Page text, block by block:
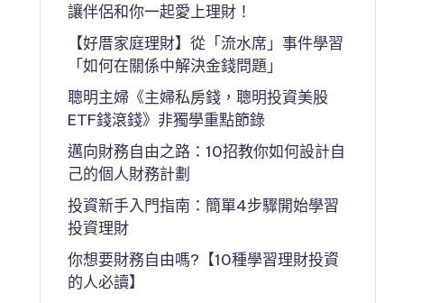
讓伴侶和你一起愛上理財！
【好厝家庭理財】從「流水席」事件學習
「如何在關係中解決金錢問題」
聰明主婦《主婦私房錢，聰明投資美股
ETF錢滾錢》非獨學重點節錄
邁向財務自由之路：10招教你如何設計自
己的個人財務計劃
投資新手入門指南：簡單4步驟開始學習
投資理財
你想要財務自由嗎?【10種學習理財投資
的人必讀】